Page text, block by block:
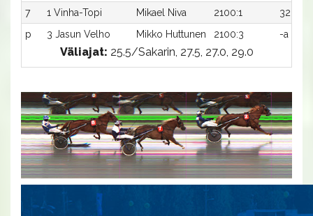
7
1 Vinha-Topi Mikael Niva 2100:1
32,1ax
p
3 Jasun Velho Mikko Huttunen 2100:3 -a
Väliajat: 25.5/Sakarin, 27.5, 27.0, 29.0